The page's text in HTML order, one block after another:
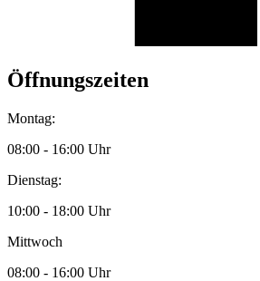
Öffnungszeiten
Montag:
08:00 - 16:00 Uhr
Dienstag:
10:00 - 18:00 Uhr
Mittwoch
08:00 - 16:00 Uhr